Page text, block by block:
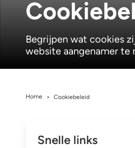
Begrijpen wat cookies
website aangenamer te
Home > Cookiebeleid
Snelle links